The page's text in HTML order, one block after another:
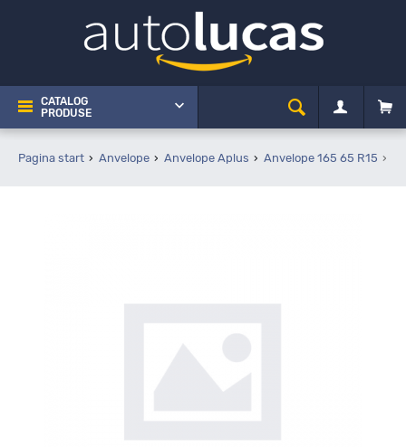
CATALOG
PRODUSE
Pagina start Anvelope Anvelope Aplus Anvelope 165 65 R15